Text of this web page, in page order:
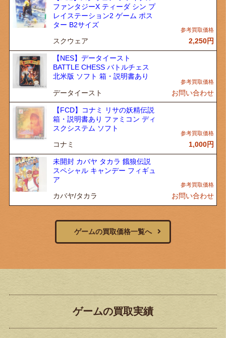
ファンタジーX ティーダ シン プ
レイステーション2 ゲーム ポス
ター B2サイズ
スクウェア 2,250円
【NES】データイースト
BATTLE CHESS バトルチェス
北米版 ソフト 箱・説明書あり
データイースト お問い合わせ
【FCD】コナミ リサの妖精伝説
箱・説明書あり ファミコン ディ
スクシステム ソフト
コナミ 1,000円
未開封 カバヤ タカラ 餓狼伝説
スペシャル キャンデー フィギュ
ア
カバヤ/タカラ お問い合わせ
ゲームの買取価格一覧へ
ゲームの買取実績